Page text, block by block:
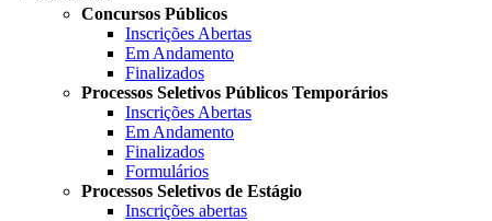
Concursos Públicos
Inscrições Abertas
Em Andamento
Finalizados
Processos Seletivos Públicos Temporários
Inscrições Abertas
Em Andamento
Finalizados
Formulários
Processos Seletivos de Estágio
Inscrições abertas